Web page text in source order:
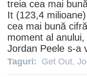
treia cea mai
It (123,4
cea mai bună
moment al
Jordan Peele s-a
Taguri: Get Out,